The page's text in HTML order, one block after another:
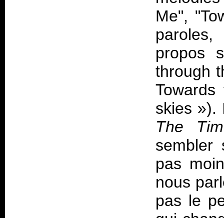
Me",
propos
through
skies »).
The
sembler
pas
nous
pas le